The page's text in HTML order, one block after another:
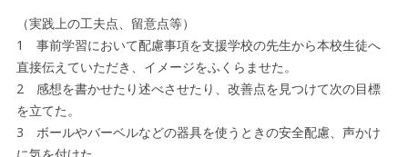
（実践上の工夫点、留意点等）
1 事前学習において配慮事項を支援学校の先生から本校生徒へ
直接伝えていただき、イメージをふくらませた。
2 感想を書かせたり述べさせたり、改善点を見つけて次の目標
を立てた。
3 ボールやバーベルなどの器具を使うときの安全配慮、声かけ
に気を付けた。